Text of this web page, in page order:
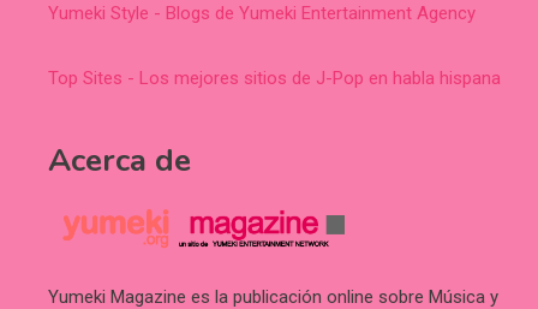
Yumeki Style - Blogs de Yumeki Entertainment Agency
Top Sites - Los mejores sitios de J-Pop en habla hispana
Acerca de
Yumeki Magazine es la publicación online sobre Música y